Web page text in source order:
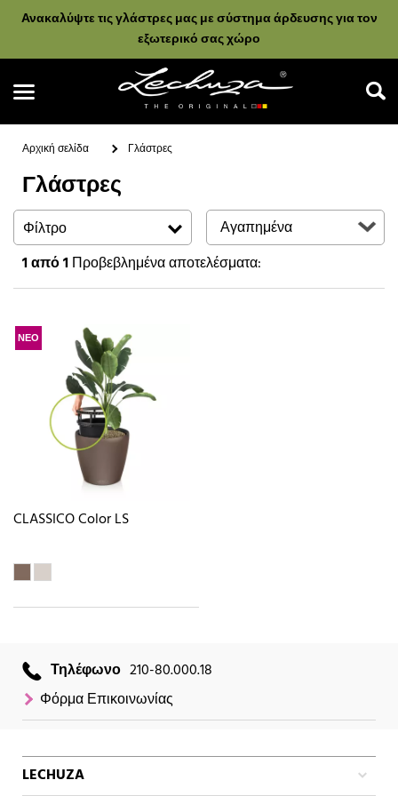
Ανακαλύψτε τις γλάστρες μας με σύστημα άρδευσης για τον
εξωτερικό σας χώρο
Αναζήτηση
Αρχική σελίδα Γλάστρες
Γλάστρες
Φίλτρο
1από 1Προβεβλημένα αποτελέσματα:
ΝΕΟ
CLASSICO Color LS
Τηλέφωνο 210-80.000.18
Φόρμα Επικοινωνίας
LECHUZA